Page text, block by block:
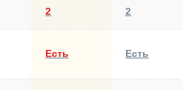
2 2
Есть Есть